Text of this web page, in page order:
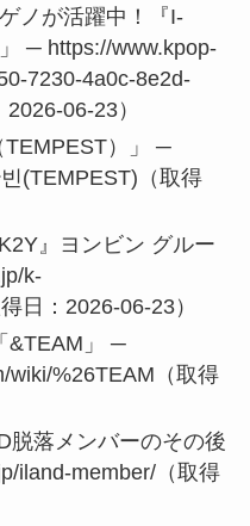
ノが活躍中！『I-
─ https://www.kpop-
7230-4a0c-8e2d-
06-23）
TEMPEST）」 ─
(TEMPEST)（取得
』ヨンビン グルー
k-
日：2026-06-23）
&TEAM」 ─
wiki/%26TEAM（取得
脱落メンバーのその後
iland-member/（取得